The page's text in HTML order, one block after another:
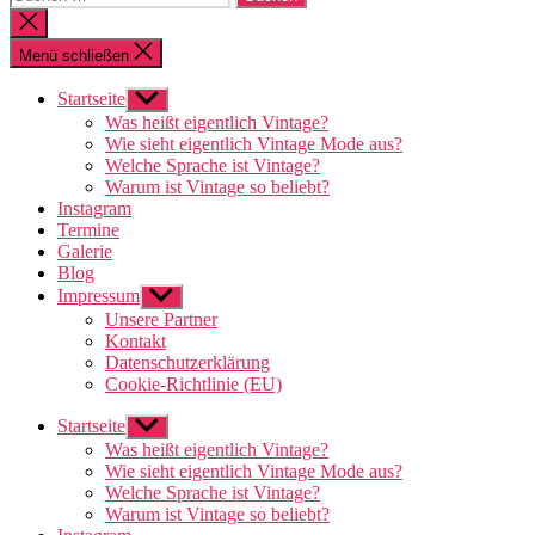
nach:
Suche
schließen
Menü schließen
Startseite Untermenü
anzeigen
Was heißt eigentlich Vintage?
Wie sieht eigentlich Vintage Mode aus?
Welche Sprache ist Vintage?
Warum ist Vintage so beliebt?
Instagram
Termine
Galerie
Blog
Impressum Untermenü
anzeigen
Unsere Partner
Kontakt
Datenschutzerklärung
Cookie-Richtlinie (EU)
Startseite Untermenü
anzeigen
Was heißt eigentlich Vintage?
Wie sieht eigentlich Vintage Mode aus?
Welche Sprache ist Vintage?
Warum ist Vintage so beliebt?